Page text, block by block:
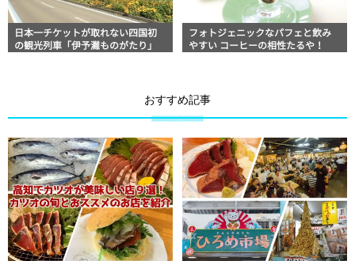
日本一チケットが取れない四国初
の観光列車「伊予灘ものがたり」
フォトジェニックなパフェと飲み
やすい コーヒーの相性たるや！
おすすめ記事